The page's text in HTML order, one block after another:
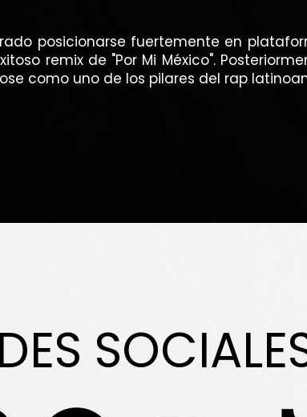
posicionarse fuertemente en
remix de "Por Mi México".
como uno de los pilares del rap